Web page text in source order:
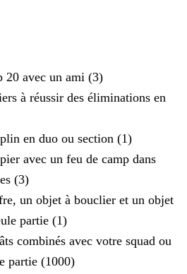
20 avec un ami (3)
à réussir des éliminations en
en duo ou section (1)
avec un feu de camp dans
(3)
un objet à bouclier et un objet
partie (1)
combinés avec votre squad ou
partie (1000)